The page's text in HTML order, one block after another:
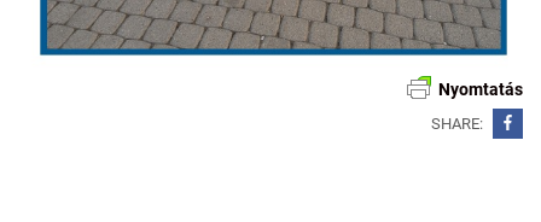
Nyomtatás
SHARE: